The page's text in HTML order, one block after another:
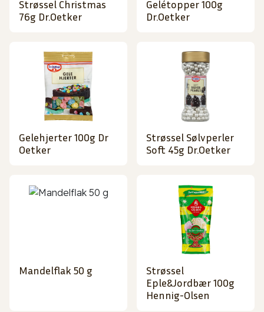
Strøssel Christmas
76g Dr.Oetker
Gelétopper 100g
Dr.Oetker
Gelehjerter 100g Dr
Oetker
Strøssel Sølvperler
Soft 45g Dr.Oetker
Mandelflak 50 g
Strøssel
Eple&Jordbær 100g
Hennig-Olsen